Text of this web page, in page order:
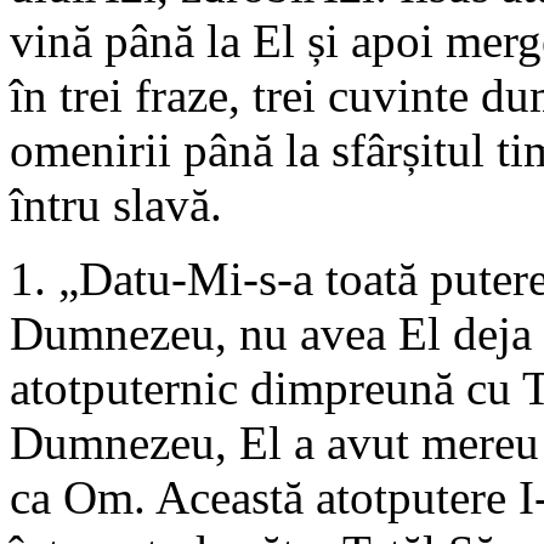
vină până la El și apoi
în trei fraze, trei cuvinte
omenirii până la sfârșitul
întru slavă.
1. „Datu-Mi-s-a toată
Dumnezeu, nu avea El
atotputernic dimpreună cu
Dumnezeu, El a avut
ca Om. Această atotputere